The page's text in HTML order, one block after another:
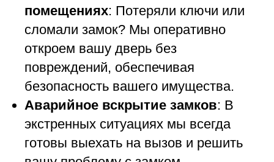
помещениях: Потеряли ключи или
сломали замок? Мы оперативно
откроем вашу дверь без
повреждений, обеспечивая
безопасность вашего имущества.
Аварийное вскрытие замков: В
экстренных ситуациях мы всегда
готовы выехать на вызов и решить